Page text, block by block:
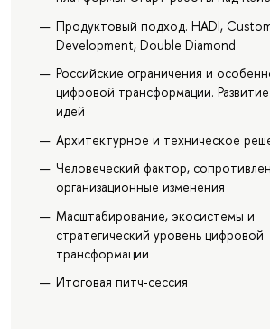
Продуктовый подход. HADI,
Development, Double Diamond
Российские ограничения и
цифровой трансформации.
идей
Архитектурное и техническое
Человеческий фактор,
организационные изменения
Масштабирование, экосистемы и
стратегический уровень цифровой
трансформации
Итоговая питч‑сессия